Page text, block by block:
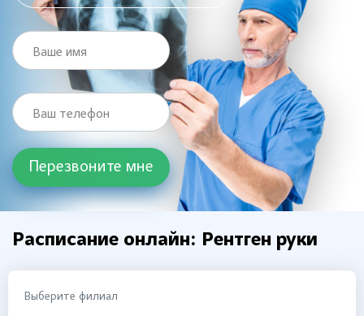
Ваше имя
Ваш телефон
Расписание онлайн: Рентген руки
Выберите филиал